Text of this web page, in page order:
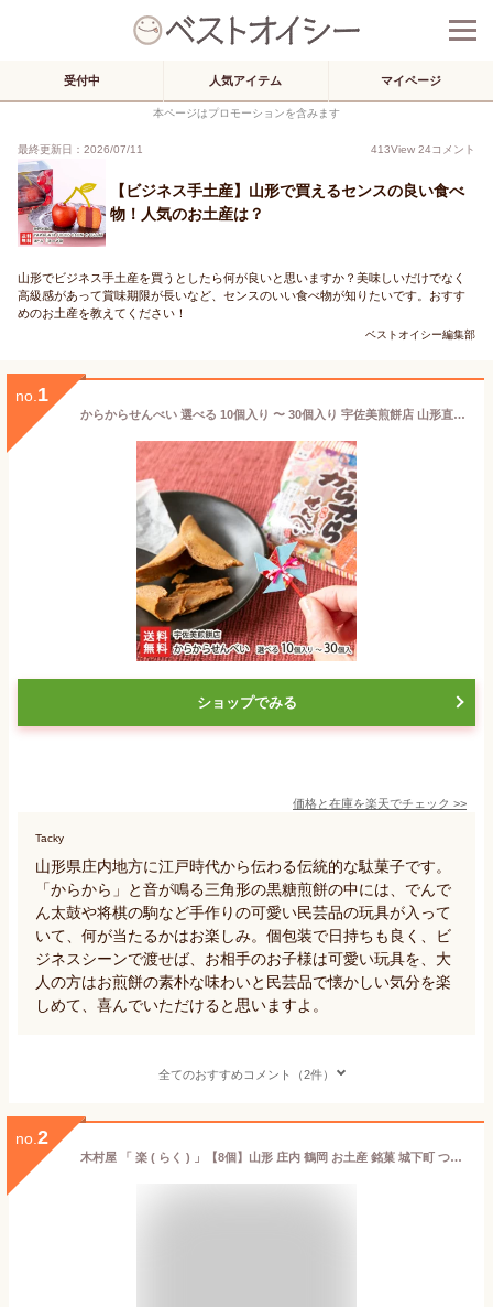
受付中 人気アイテム マイページ
本ページはプロモーションを含みます
最終更新日：2026/07/11 413View 24コメント
【ビジネス手土産】山形で買えるセンスの良い食べ
物！人気のお土産は？
山形でビジネス手土産を買うとしたら何が良いと思いますか？美味しいだけでなく
高級感があって賞味期限が長いなど、センスのいい食べ物が知りたいです。おすす
めのお土産を教えてください！
ベストオイシー編集部
no. 1
からからせんべい 選べる 10個入り 〜 30個入り 宇佐美煎餅店 山形直送計画 スイーツ・お菓子 駄菓子 黒糖せんべい 玩具 おもちゃ入り かわいい 子ども 子供向け 民芸品 庄内地方 山形県 生産者直送 お取り寄せ ギフト プレゼント 贈り物 送料無料
ショップでみる
価格と在庫を楽天でチェック >>
Tacky
山形県庄内地方に江戸時代から伝わる伝統的な駄菓子です。
「からから」と音が鳴る三角形の黒糖煎餅の中には、でんで
ん太鼓や将棋の駒など手作りの可愛い民芸品の玩具が入って
いて、何が当たるかはお楽しみ。個包装で日持ちも良く、ビ
ジネスシーンで渡せば、お相手のお子様は可愛い玩具を、大
人の方はお煎餅の素朴な味わいと民芸品で懐かしい気分を楽
しめて、喜んでいただけると思いますよ。
全てのおすすめコメント（2件）
no. 2
木村屋 「 楽 ( らく ) 」【8個】山形 庄内 鶴岡 お土産 銘菓 城下町 つるおか お土産やお茶受けにぜひお取り寄せ 特産品 グルメ